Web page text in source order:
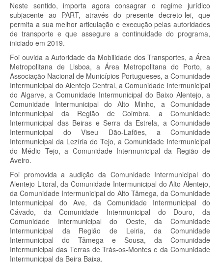
Neste sentido, importa agora consagrar o regime jurídico
subjacente ao PART, através do presente decreto-lei, que
permita a sua melhor articulação e execução pelas autoridades
de transporte e que assegure a continuidade do programa,
iniciado em 2019.
Foi ouvida a Autoridade da Mobilidade dos Transportes, a Área
Metropolitana de Lisboa, a Área Metropolitana do Porto, a
Associação Nacional de Municípios Portugueses, a Comunidade
Intermunicipal do Alentejo Central, a Comunidade Intermunicipal
do Algarve, a Comunidade Intermunicipal do Baixo Alentejo, a
Comunidade Intermunicipal do Alto Minho, a Comunidade
Intermunicipal da Região de Coimbra, a Comunidade
Intermunicipal das Beiras e Serra da Estrela, a Comunidade
Intermunicipal do Viseu Dão-Lafões, a Comunidade
Intermunicipal da Lezíria do Tejo, a Comunidade Intermunicipal
do Médio Tejo, a Comunidade Intermunicipal da Região de
Aveiro.
Foi promovida a audição da Comunidade Intermunicipal do
Alentejo Litoral, da Comunidade Intermunicipal do Alto Alentejo,
da Comunidade Intermunicipal do Alto Tâmega, da Comunidade
Intermunicipal do Ave, da Comunidade Intermunicipal do
Cávado, da Comunidade Intermunicipal do Douro, da
Comunidade Intermunicipal do Oeste, da Comunidade
Intermunicipal da Região de Leiria, da Comunidade
Intermunicipal do Tâmega e Sousa, da Comunidade
Intermunicipal das Terras de Trás-os-Montes e da Comunidade
Intermunicipal da Beira Baixa.